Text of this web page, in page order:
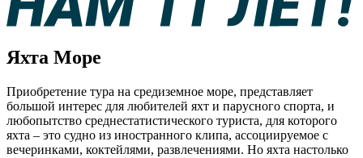
Яхта Море
Приобретение тура на средиземное море, представляет
большой интерес для любителей яхт и парусного спорта, и
любопытство среднестатистического туриста, для которого
яхта – это судно из иностранного клипа, ассоциируемое с
вечеринками, коктейлями, развлечениями. Но яхта настолько